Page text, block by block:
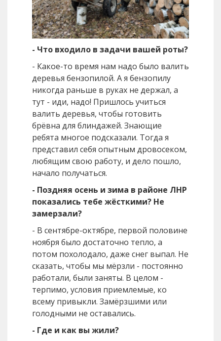
- Что входило в задачи вашей роты?
- Какое-то время нам надо было валить
деревья бензопилой. А я бензопилу
никогда раньше в руках не держал, а
тут - иди, надо! Пришлось учиться
валить деревья, чтобы готовить
брёвна для блиндажей. Знающие
ребята многое подсказали. Тогда я
представил себя опытным дровосеком,
любящим свою работу, и дело пошло,
начало получаться.
- Поздняя осень и зима в районе ЛНР
показались тебе жёсткими? Не
замерзали?
- В сентябре-октябре, первой половине
ноября было достаточно тепло, а
потом похолодало, даже снег выпал. Не
сказать, чтобы мы мёрзли - постоянно
работали, были заняты. В целом -
терпимо, условия приемлемые, ко
всему привыкли. Замёрзшими или
голодными не оставались.
- Где и как вы жили?